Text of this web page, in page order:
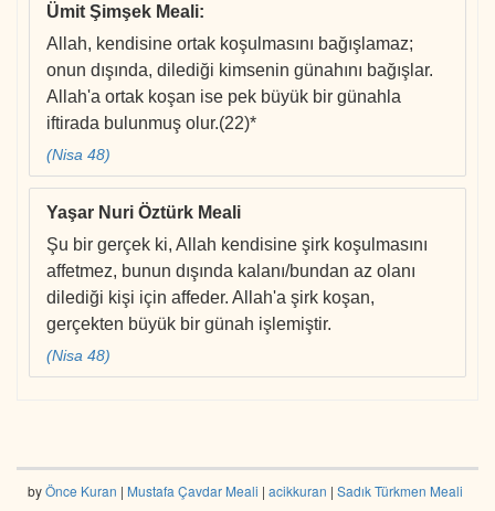
Ümit Şimşek Meali:
Allah, kendisine ortak koşulmasını bağışlamaz;
onun dışında, dilediği kimsenin günahını bağışlar.
Allah'a ortak koşan ise pek büyük bir günahla
iftirada bulunmuş olur.(22)*
(Nisa 48)
Yaşar Nuri Öztürk Meali
Şu bir gerçek ki, Allah kendisine şirk koşulmasını
affetmez, bunun dışında kalanı/bundan az olanı
dilediği kişi için affeder. Allah'a şirk koşan,
gerçekten büyük bir günah işlemiştir.
(Nisa 48)
byÖnce Kuran | Mustafa Çavdar Meali | acikkuran | Sadık Türkmen Meali